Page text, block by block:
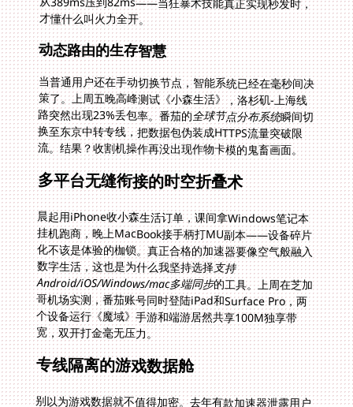
才懂什么叫火力全开。
动态路由的生存智慧
当普通用户还在手动切换节点，智能系统已经在毫秒间决
策了。上周五晚高峰测试《小森生活》，洛杉矶-上海线
路突然出现23%丢包率。番茄的全球节点分布系统瞬间切
换至东京中转专线，把数据包伪装成HTTPS流量突破限
流。结果？收割机操作再没出现作物卡模的鬼畜画面。
多平台无缝衔接的时空折叠术
晨起用iPhone收小森生活订单，课间拿Windows笔记本
挂机跑商，晚上MacBook接手柄打MU副本——设备碎片
化不该是体验的枷锁。真正合格的加速器要像空气般融入
数字生活，这也是为什么我坚持选择支持
Android/iOS/Windows/mac多端同步的工具。上周在芝加
哥机场实测，番茄账号同时登陆iPad和Surface Pro，两
个设备运行《魔域》手游和端游居然共享100M独享带
宽，双开打金毫无压力。
专线隔离的游戏数据舱
别以为游戏数据就不值得加密。去年有款加速器泄露用户
《剑网3》登录信息导致盗号事件闹得沸沸扬扬。专业解